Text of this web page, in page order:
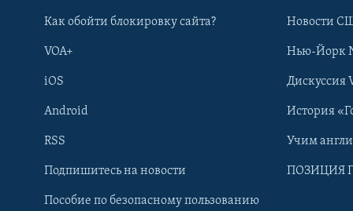
Learning English
Как обойти блокировку сайта?
VOA+
iOS
Android
RSS
Подпишитесь на новости
Пособие по безопасному пользованию
Новости
Нью-Йорк
Дискуссия
История
Учим
ПОЗИЦИЯ